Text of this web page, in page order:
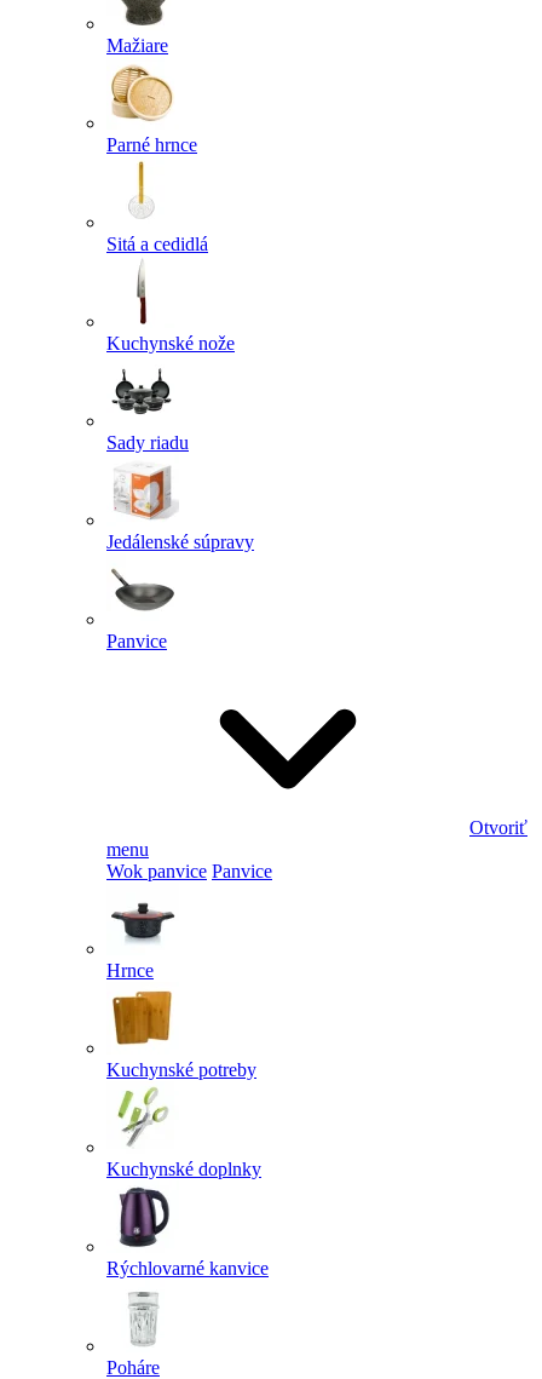
Mažiare
Parné hrnce
Sitá a cedidlá
Kuchynské nože
Sady riadu
Jedálenské súpravy
Panvice
Otvoriť
menu
Wok panvice Panvice
Hrnce
Kuchynské potreby
Kuchynské doplnky
Rýchlovarné kanvice
Poháre